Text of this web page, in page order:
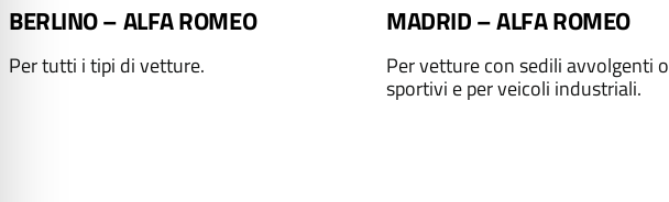
BERLINO – ALFA ROMEO
Per tutti i tipi di vetture.
MADRID – ALFA ROMEO
Per vetture con sedili avvolgenti o
sportivi e per veicoli industriali.